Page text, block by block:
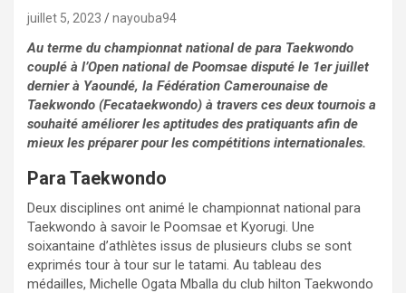
juillet 5, 2023 nayouba94
Au terme du championnat national de para Taekwondo
couplé à l’Open national de Poomsae disputé le 1er juillet
dernier à Yaoundé, la Fédération Camerounaise de
Taekwondo (Fecataekwondo) à travers ces deux tournois a
souhaité améliorer les aptitudes des pratiquants afin de
mieux les préparer pour les compétitions internationales.
Para Taekwondo
Deux disciplines ont animé le championnat national para
Taekwondo à savoir le Poomsae et Kyorugi. Une
soixantaine d’athlètes issus de plusieurs clubs se sont
exprimés tour à tour sur le tatami. Au tableau des
médailles, Michelle Ogata Mballa du club hilton Taekwondo